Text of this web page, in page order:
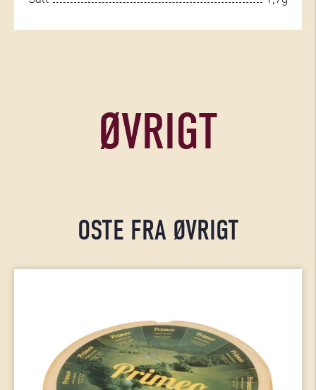
ØVRIGT
OSTE FRA ØVRIGT